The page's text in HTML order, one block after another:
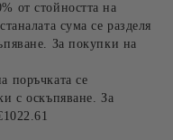
от стойността на
сума се разделя
За покупки на
поръчката се
с оскъпяване. За